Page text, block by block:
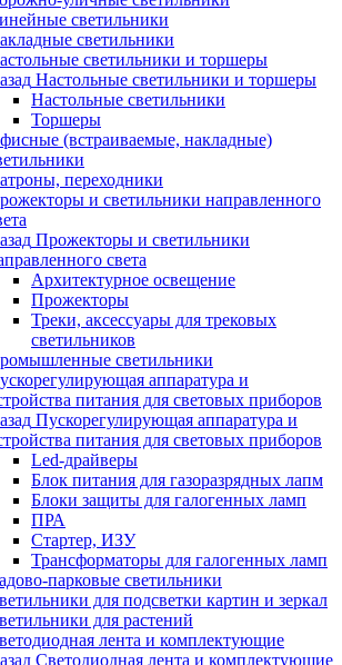
светильники
светильники
светильники и торшеры
Настольные светильники и торшеры
Настольные светильники
Торшеры
(встраиваемые, накладные)
переходники
и светильники направленного
Прожекторы и светильники
света
Архитектурное освещение
Прожекторы
Треки, аксессуары для трековых
светильников
светильники
аппаратура и
питания для световых приборов
Пускорегулирующая аппаратура и
питания для световых приборов
Led-драйверы
Блок питания для газоразрядных лапм
Блоки защиты для галогенных ламп
ПРА
Стартер, ИЗУ
Трансформаторы для галогенных ламп
парковые светильники
для подсветки картин и зеркал
для растений
лента и комплектующие
Светодиодная лента и комплектующие